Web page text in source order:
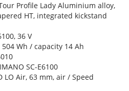
Profile Lady Aluminium alloy,
HT, integrated kickstand
36 V
504 Wh / capacity 14 Ah
SC-E6100
LO Air, 63 mm, air / Speed